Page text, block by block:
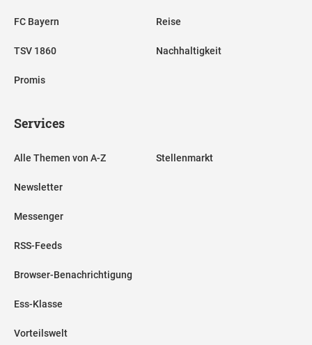
FC Bayern
TSV 1860
Promis
Reise
Nachhaltigkeit
Services
Alle Themen von A-Z
Newsletter
Messenger
RSS-Feeds
Browser-Benachrichtigung
Ess-Klasse
Vorteilswelt
Stellenmarkt